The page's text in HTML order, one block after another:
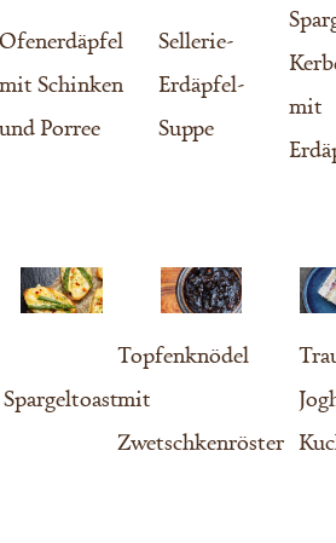
Ofenerdäpfel
mit Schinken
und Porree
Sellerie-
Erdäpfel-
Suppe
mit
Spargeltoast
Topfenknödel
mit
Zwetschkenröster